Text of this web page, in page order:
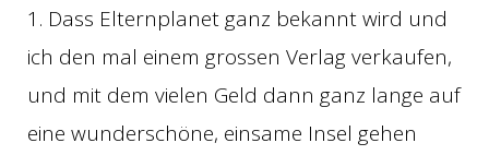
1. Dass Elternplanet ganz bekannt wird und
ich den mal einem grossen Verlag verkaufen,
und mit dem vielen Geld dann ganz lange auf
eine wunderschöne, einsame Insel gehen